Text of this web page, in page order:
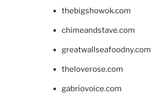
thebigshowok.com
chimeandstave.com
greatwallseafoodny.com
theloverose.com
gabriovoice.com